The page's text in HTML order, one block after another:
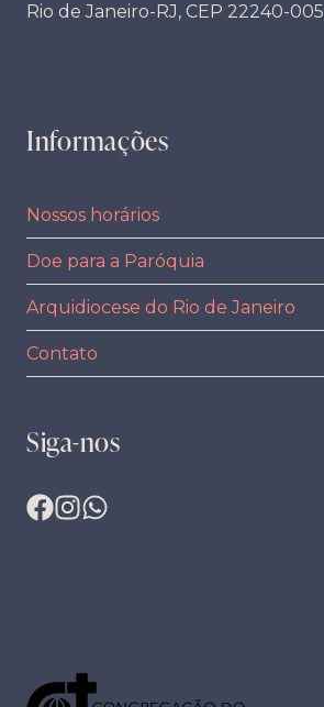
Rio de Janeiro-RJ, CEP 22240-005
Informações
Nossos horários
Doe para a Paróquia
Arquidiocese do Rio de Janeiro
Contato
Siga-nos